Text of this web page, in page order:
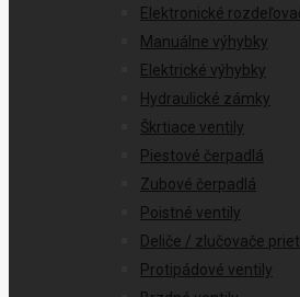
Elektronické
Manuálne výhybky
Elektrické výhybky
Hydraulické zámky
Škrtiace ventily
Piestové čerpadlá
Zubové čerpadlá
Poistné ventily
Deliče / zlučovače
Protipádové ventily